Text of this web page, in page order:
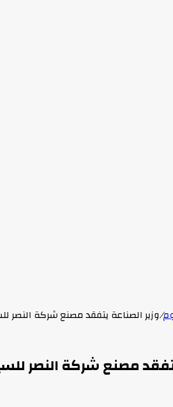
/وزير الصناعة يتفقد مصنع شركة النصر
مصنع شركة النصر